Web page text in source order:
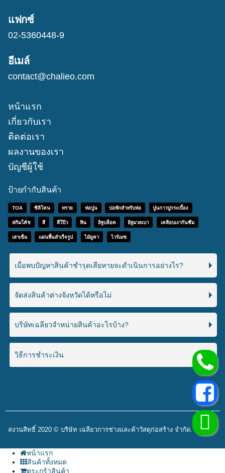
แฟกซ์
02-5360448-9
อีเมล์
contact@chalieo.com
หน้าแรก
เกี่ยวกับเรา
ติดต่อเรา
ผลงานของเรา
บัญชีผู้ใช้
ป้ายกำกับสินค้า
TOA ซิลิโคน ทราย ท่อปูน บ่อพักสำหรับท่อ ปูนกาวปูกระเบื้อง
สกิมโค้ช สี สีโป๊ว หิน อิฐบล็อค อิฐมวลเบา เคลือบเงากันซึม
เสาเข็ม แผ่นพื้นสำเร็จรูป ไม้ยูคา ไวร์เมช
เมื่อพบปัญหาสินค้าชำรุดเสียหายจะดำเนินการอย่างไร?
จัดส่งสินค้าต่างจังหวัดได้หรือไม่
บริษัทเฉลียวจำหน่ายสินค้าอะไรบ้าง?
วิธีการชำระเงิน
สงวนสิทธิ์ 2020 © บริษัท เฉลียวการช่างและค้าวัสดุก่อสร้าง จำกัด.
หน้าแรก
สินค้าทั้งหมด
ตระกร้าสินค้า